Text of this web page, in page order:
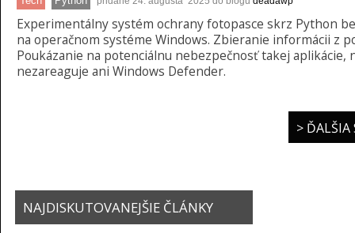
Experimentálny systém ochrany fotopasce skrz Python
na operačnom systéme Windows. Zbieranie informácii z
Poukázanie na potenciálnu nebezpečnosť takej aplikácie,
nezareaguje ani Windows Defender.
> ĎALŠIA
NAJDISKUTOVANEJŠIE ČLÁNKY